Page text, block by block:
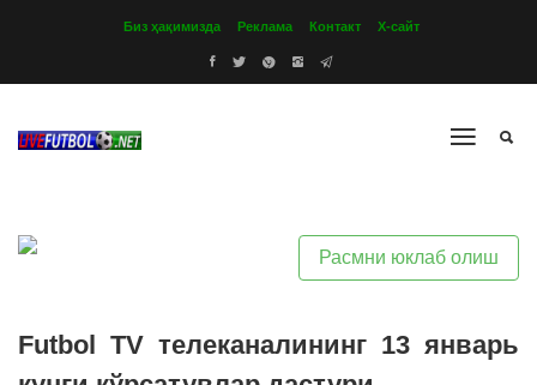
Биз ҳақимизда Реклама Контакт Х-сайт
Расмни юклаб олиш
Futbol TV телеканалининг 13 январь